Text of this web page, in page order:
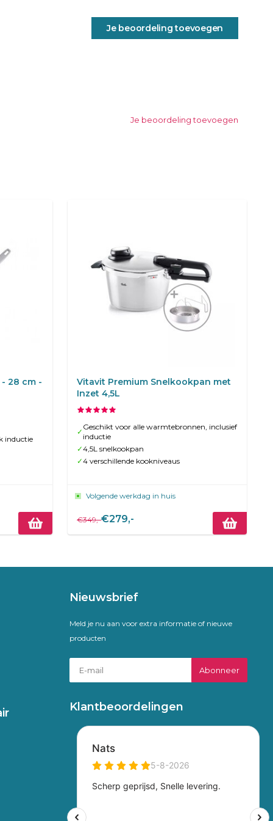
Je beoordeling toevoegen
Je beoordeling toevoegen
28 cm -
inductie
Vitavit Premium Snelkookpan met
Inzet 4,5L
✓
Geschikt voor alle warmtebronnen, inclusief
inductie
✓4,5L snelkookpan
✓4 verschillende kookniveaus
Volgende werkdag in huis
€349,-€279,-
Nieuwsbrief
Meld je nu aan voor extra informatie of nieuwe
producten
Abonneer
Klantbeoordelingen